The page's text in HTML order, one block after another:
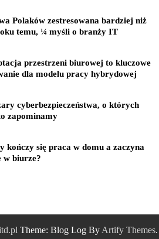
Polaków zestresowana bardziej niż
temu, ¼ myśli o branży IT
przestrzeni biurowej to kluczowe
dla modelu pracy hybrydowej
cyberbezpieczeństwa, o których
zapominamy
kończy się praca w domu a zaczyna
w biurze?
Theme: Blog Log By Artify Themes.